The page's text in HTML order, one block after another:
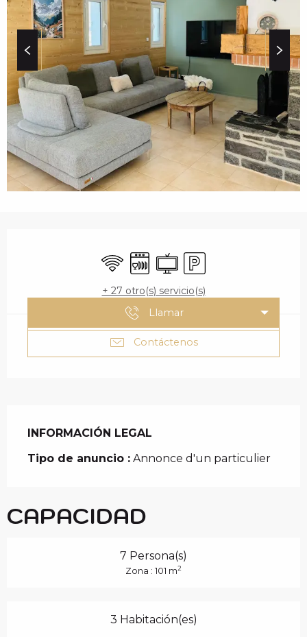
i
p
a
Wifi Lavavajillas
TelevisiónAparcamiento
+ 27 otro(s) servicio(s)
Llamar
Contáctenos
INFORMACIÓN LEGAL
INFORMACIÓN LEGAL
Tipo de anuncio : Annonce d'un particulier
CAPACIDAD
7 Persona(s)
Zona : 101 m2
3 Habitación(es)